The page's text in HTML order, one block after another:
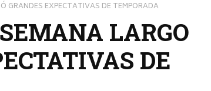
GRANDES EXPECTATIVAS DE TEMPORADA
LARGO
DE